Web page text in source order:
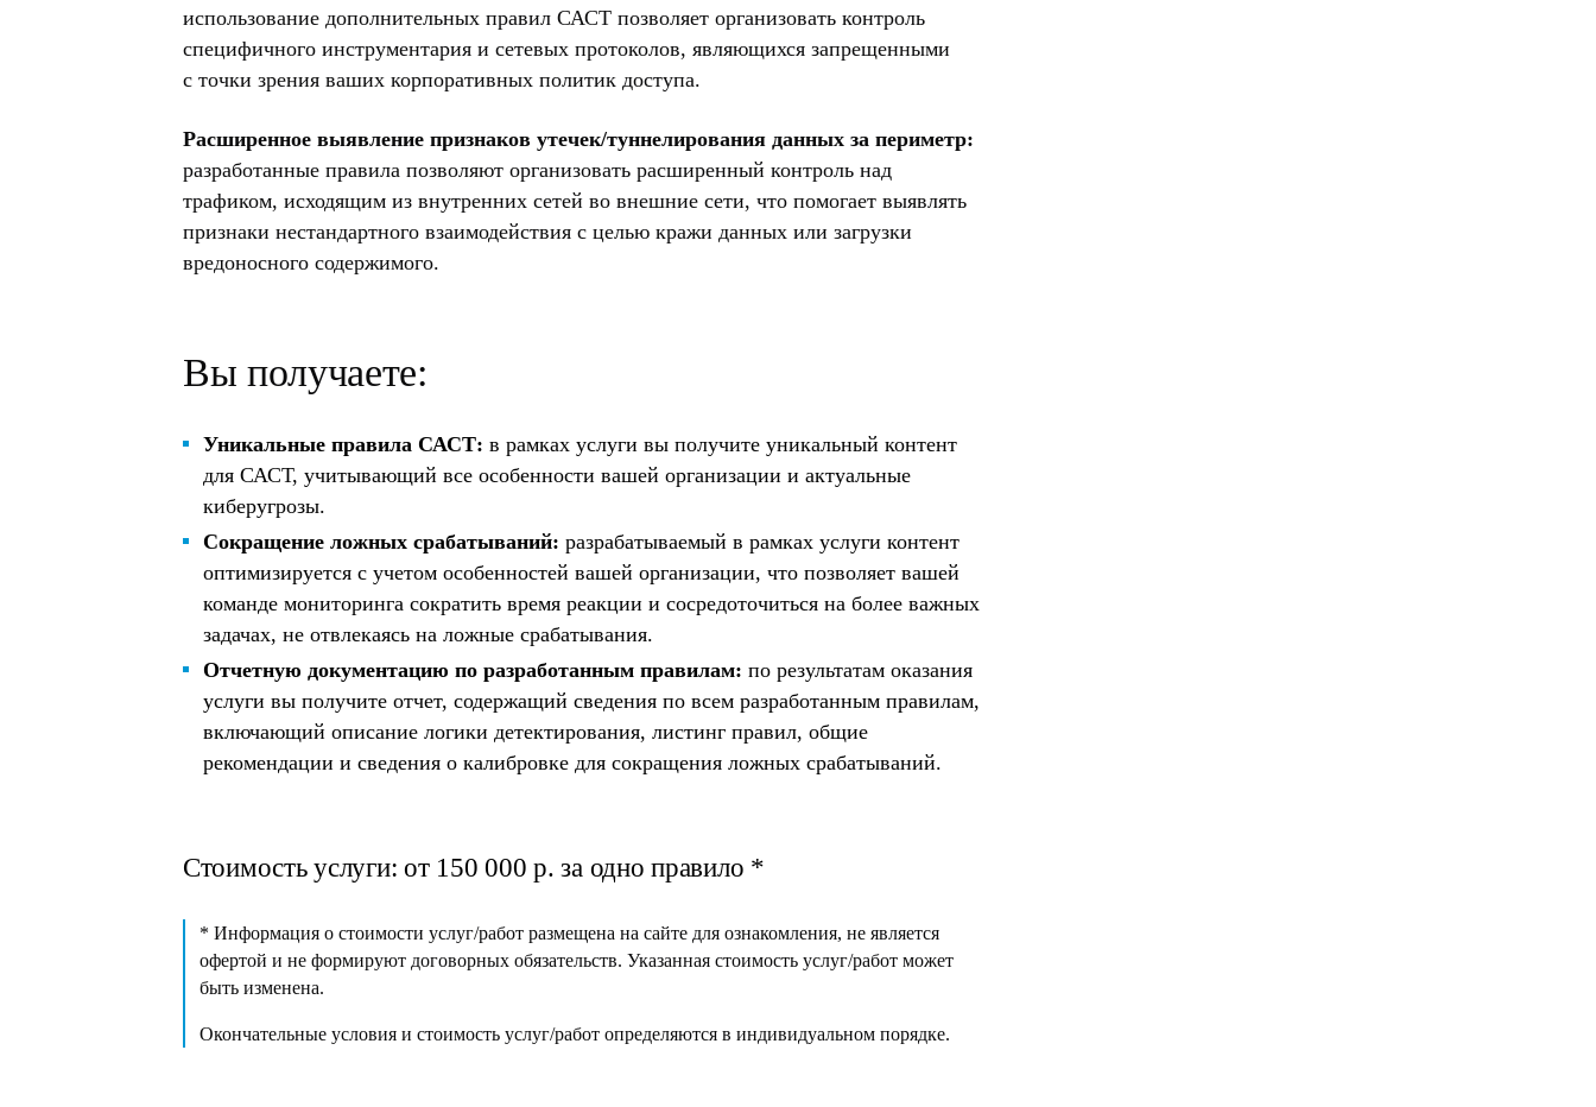
использование дополнительных правил САСТ позволяет организовать контроль
специфичного инструментария и сетевых протоколов, являющихся запрещенными
с точки зрения ваших корпоративных политик доступа.
Расширенное выявление признаков утечек/туннелирования данных за периметр:
разработанные правила позволяют организовать расширенный контроль над
трафиком, исходящим из внутренних сетей во внешние сети, что помогает выявлять
признаки нестандартного взаимодействия с целью кражи данных или загрузки
вредоносного содержимого.
Вы получаете:
Уникальные правила САСТ: в рамках услуги вы получите уникальный контент
для САСТ, учитывающий все особенности вашей организации и актуальные
киберугрозы.
Сокращение ложных срабатываний: разрабатываемый в рамках услуги контент
оптимизируется с учетом особенностей вашей организации, что позволяет вашей
команде мониторинга сократить время реакции и сосредоточиться на более важных
задачах, не отвлекаясь на ложные срабатывания.
Отчетную документацию по разработанным правилам: по результатам оказания
услуги вы получите отчет, содержащий сведения по всем разработанным правилам,
включающий описание логики детектирования, листинг правил, общие
рекомендации и сведения о калибровке для сокращения ложных срабатываний.
Стоимость услуги: от 150 000 р. за одно правило *
* Информация о стоимости услуг/работ размещена на сайте для ознакомления, не является
офертой и не формируют договорных обязательств. Указанная стоимость услуг/работ может
быть изменена.
Окончательные условия и стоимость услуг/работ определяются в индивидуальном порядке.